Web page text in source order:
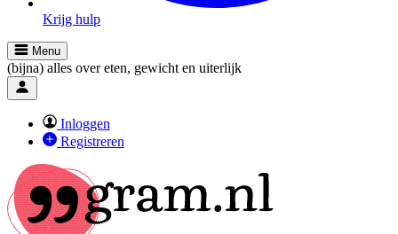
Krijg hulp
Menu
(bijna) alles over eten, gewicht en uiterlijk
Inloggen
Registreren